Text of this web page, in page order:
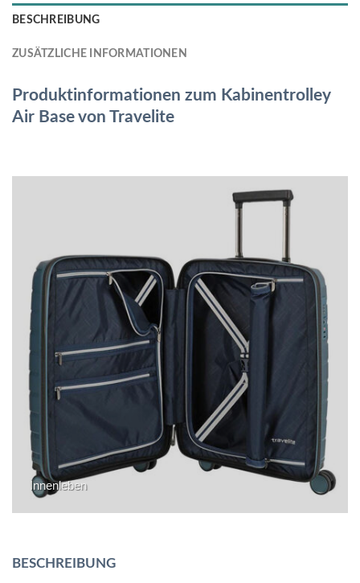
BESCHREIBUNG
ZUSÄTZLICHE INFORMATIONEN
Produktinformationen zum Kabinentrolley
Air Base von Travelite
Innenleben
BESCHREIBUNG